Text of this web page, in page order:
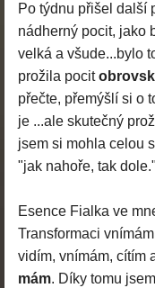
Po týdnu přišel další
nádherný pocit, jako
velká a všude...bylo
prožila pocit
přečte, přemýšlí si o
je ...ale skutečný
jsem si mohla celou
"jak nahoře, tak dole."
Esence Fialka ve
Transformaci
vidím, vnímám, cítím
mám. Díky tomu